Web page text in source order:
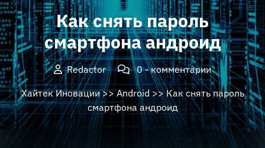
Как снять пароль
смартфона андроид
Redactor
0 - комментарии
Хайтек Иновации>>Android>> Как снять пароль
смартфона андроид